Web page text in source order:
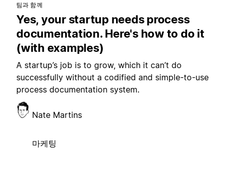
팀과 함께
Yes, your startup needs process
documentation. Here's how to do it
(with examples)
A startup’s job is to grow, which it can’t do
successfully without a codified and simple-to-use
process documentation system.
Nate Martins
마케팅